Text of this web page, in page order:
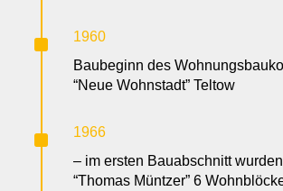
^
1960
Baubeginn des
“Neue Wohnstadt” Teltow
^
1966
– im ersten Bauabschnitt
“Thomas Müntzer” 6